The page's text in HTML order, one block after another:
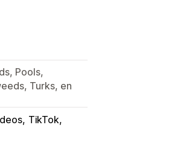
Pools,
Turks, en
TikTok